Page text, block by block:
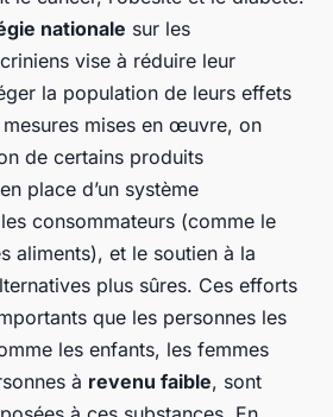
nationale sur les
vise à réduire leur
la population de leurs effets
mises en œuvre, on
de certains produits
place d’un système
consommateurs (comme le
aliments), et le soutien à la
plus sûres. Ces efforts
que les personnes les
les enfants, les femmes
à revenu faible, sont